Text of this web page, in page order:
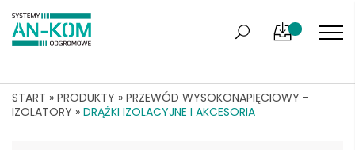
START » PRODUKTY » PRZEWÓD WYSOKONAPIĘCIOWY -
IZOLATORY » DRĄŻKI IZOLACYJNE I AKCESORIA